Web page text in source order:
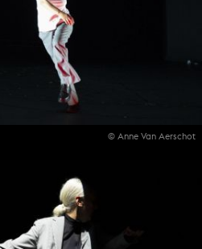
© Anne Van Aerschot